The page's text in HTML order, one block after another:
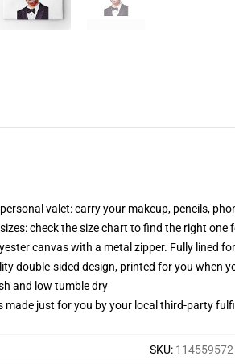
valet: carry your makeup, pencils,
check the size chart to find the right one
canvas with a metal zipper. Fully lined
double-sided design, printed for you when
and low tumble dry
made just for you by your local third-party
SKU: